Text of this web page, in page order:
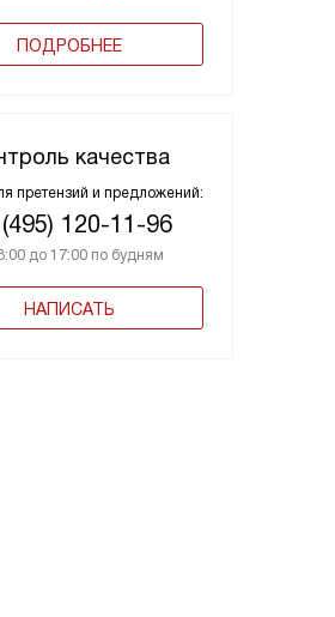
ПОДРОБНЕЕ
качества
претензий и предложений:
120-11-96
до 17:00 по будням
НАПИСАТЬ